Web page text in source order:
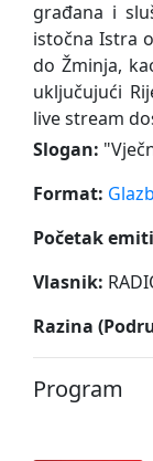
građana i
istočna Istra
do Žminja,
uključujući
live stream
Slogan: "
Format:
Početak
Vlasnik:
Razina
Program